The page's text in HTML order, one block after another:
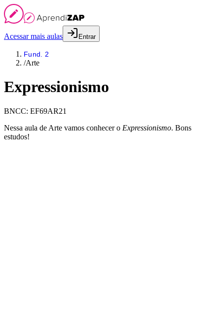
Acessar mais aulas Entrar
Fund. 2
/Arte
Expressionismo
BNCC: EF69AR21
Nessa aula de Arte vamos conhecer o Expressionismo. Bons
estudos!